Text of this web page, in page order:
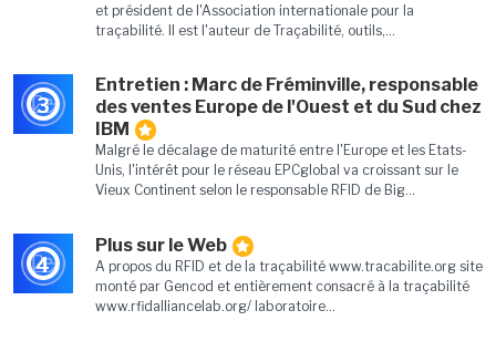
et président de l'Association internationale pour la
traçabilité. Il est l'auteur de Traçabilité, outils,...
3
Entretien : Marc de Fréminville, responsable
des ventes Europe de l'Ouest et du Sud chez
IBM
Malgré le décalage de maturité entre l'Europe et les Etats-
Unis, l'intérêt pour le réseau EPCglobal va croissant sur le
Vieux Continent selon le responsable RFID de Big...
4
Plus sur le Web
A propos du RFID et de la traçabilité www.tracabilite.org site
monté par Gencod et entièrement consacré à la traçabilité
www.rfidalliancelab.org/ laboratoire...